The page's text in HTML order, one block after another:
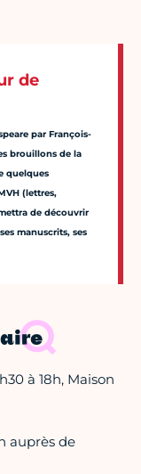
de
par François-
brouillons de la
quelques
(lettres,
de découvrir
manuscrits, ses
à 18h, Maison
auprès de